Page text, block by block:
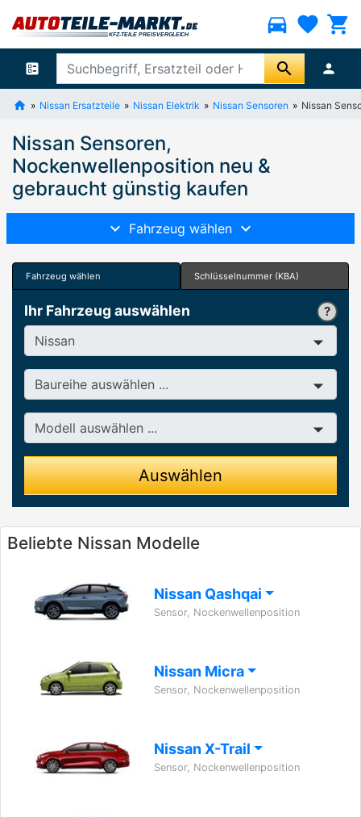
directions_car favorite shopping_cart
ballot search person
Nissan Ersatzteile Nissan Elektrik Nissan Sensoren Nissan
Nissan Sensoren,
Nockenwellenposition neu &
gebraucht günstig kaufen
Fahrzeug wählen
Fahrzeug wählen Schlüsselnummer (KBA)
Ihr Fahrzeug auswählen
Hersteller
Baureihe
Modell
Auswählen
Beliebte Nissan Modelle
Nissan Qashqai
Sensor, Nockenwellenposition
Nissan Micra
Sensor, Nockenwellenposition
Nissan X-Trail
Sensor, Nockenwellenposition